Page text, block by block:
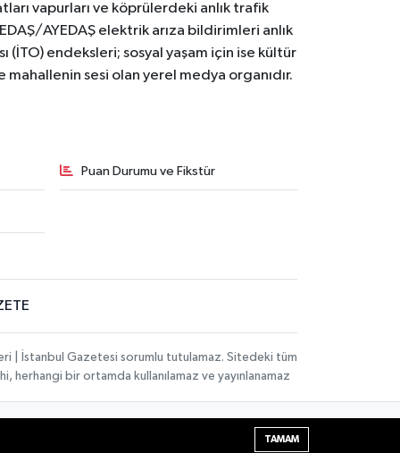
vapurları ve köprülerdeki anlık trafik
AYEDAŞ elektrik arıza bildirimleri anlık
(İTO) endeksleri; sosyal yaşam için ise kültür
sesi olan yerel medya organıdır.
Puan Durumu ve Fikstür
| İstanbul Gazetesi sorumlu tutulamaz. Sitedeki tüm
herhangi bir ortamda kullanılamaz ve yayınlanamaz
| Copyright © 2026
TAMAM